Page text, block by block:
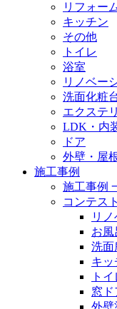
リフォー
キッチン
その他
トイレ
浴室
リノベー
洗面化粧
エクステ
LDK・内
ドア
外壁・屋
施工事例
施工事例
コンテス
リ
お風
洗面
キッ
トイ
窓ド